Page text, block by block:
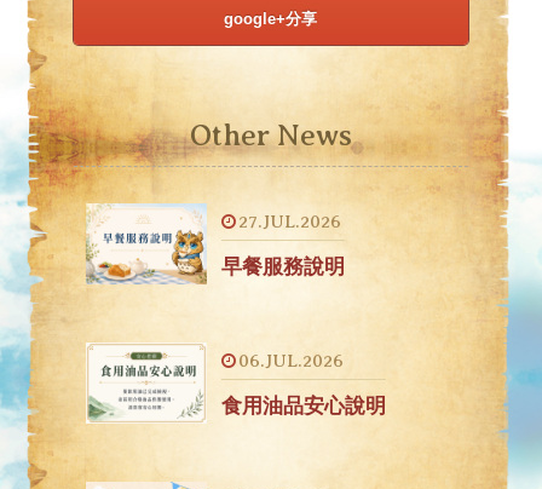
google+分享
Other News
27.JUL.2026
早餐服務說明
06.JUL.2026
食用油品安心說明